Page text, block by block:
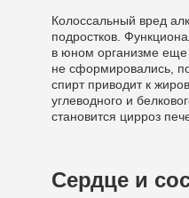
Колоссальный вред
подростков.
в юном организме еще
не сформировались,
спирт приводит к
углеводного и
становится цирроз
Сердце и